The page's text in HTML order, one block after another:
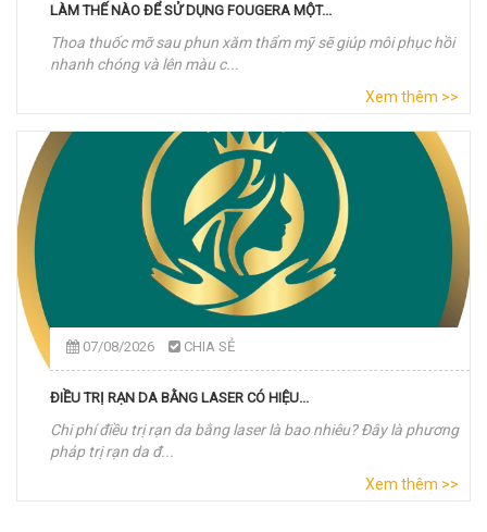
LÀM THẾ NÀO ĐỂ SỬ DỤNG FOUGERA MỘT...
Thoa thuốc mỡ sau phun xăm thẩm mỹ sẽ giúp môi phục hồi
nhanh chóng và lên màu c...
Xem thêm >>
07/08/2026 CHIA SẺ
ĐIỀU TRỊ RẠN DA BẰNG LASER CÓ HIỆU...
Chi phí điều trị rạn da bằng laser là bao nhiêu? Đây là phương
pháp trị rạn da đ...
Xem thêm >>